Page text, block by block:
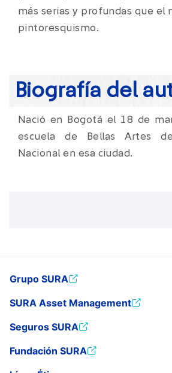
más serias y profundas que el
pintoresquismo.
Biografía del
Nació en Bogotá el 18 de
escuela de Bellas Artes
Nacional en esa ciudad.
Grupo SURA
SURA Asset Management
Seguros SURA
Fundación SURA